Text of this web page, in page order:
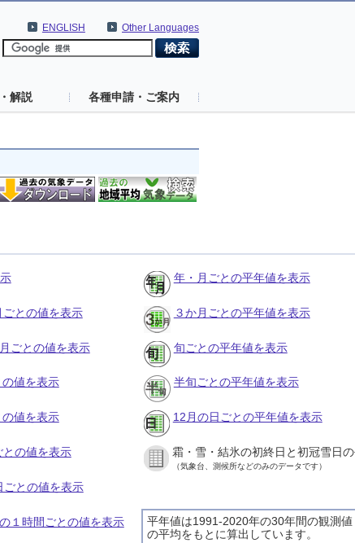
Other Languages
ENGLISH
解説 各種申請・ご案内
年・月ごとの平年値を表示
との値を表示 ３か月ごとの平年値を表示
ごとの値を表示 旬ごとの平年値を表示
値を表示 半旬ごとの平年値を表示
値を表示 12月の日ごとの平年値を表示
の値を表示 霜・雪・結氷の初終日と初冠雪日
（気象台、測候所などのみのデータです）
ごとの値を表示
平年値は1991-2020年の30年間の観測値
の平均をもとに算出しています。
１時間ごとの値を表示